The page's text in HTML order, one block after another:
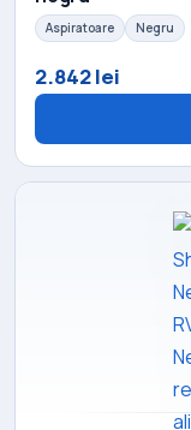
Aspiratoare Negru
2.842 lei